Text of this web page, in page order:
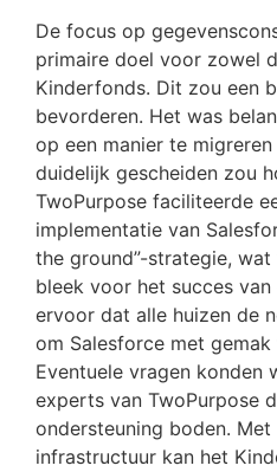
De focus op
primaire doel voor zowel
Kinderfonds. Dit zou een
bevorderen. Het was
op een manier te
duidelijk gescheiden zou
TwoPurpose faciliteerde
implementatie van
the ground”-strategie,
bleek voor het succes
ervoor dat alle huizen de
om Salesforce met
Eventuele vragen konden
experts van TwoPurpose
ondersteuning boden.
infrastructuur kan het